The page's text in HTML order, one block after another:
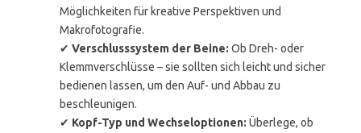
Möglichkeiten für kreative Perspektiven und
Makrofotografie.
✔ Verschlusssystem der Beine: Ob Dreh- oder
Klemmverschlüsse – sie sollten sich leicht und sicher
bedienen lassen, um den Auf- und Abbau zu
beschleunigen.
✔ Kopf-Typ und Wechseloptionen: Überlege, ob